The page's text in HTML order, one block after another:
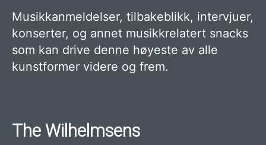
Musikkanmeldelser, tilbakeblikk, intervjuer,
konserter, og annet musikkrelatert snacks
som kan drive denne høyeste av alle
kunstformer videre og frem.
The Wilhelmsens